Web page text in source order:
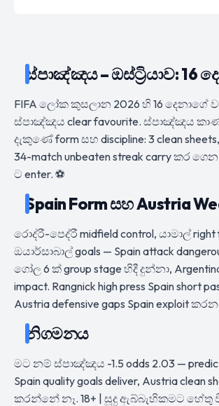
ස්පාඤ්ඤය – ඔස්ට්‍රියාව: 16
FIFA ලෝක කුසලාන 2026 හි 16 දෙනාගේ
ස්පාඤ්ඤය clear favourite. ස්පාඤ්ඤය
දැකුණේ form සහ discipline: 3 clean sheets,
34-match unbeaten streak carry කර ගෙන
ට enter. ⚽
Spain Form සහ Austria
රොද්රී-පෙද්රී midfield control, යාමාල් right
ඔයාර්සාබාල් goals — Spain attack
ගෝල 6 ක් group stage හිදී දුන්නා,
impact. Rangnick high press Spain short
Austria defensive gaps Spain exploit
නිගමනය
මට නම් ස්පාඤ්ඤය -1.5 odds 2.03 —
Spain quality goals deliver, Austria clean
කරන්නේ නෑ. 18+ | සූදු ඇබ්බැහිකමට හේතු